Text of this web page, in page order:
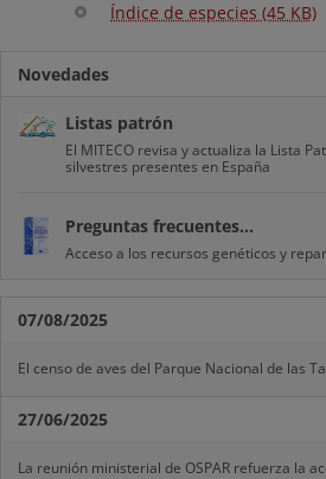
Índice de especies (45 KB)
Novedades
Listas patrón
El MITECO revisa y actualiza la Lista
silvestres presentes en España
Preguntas frecuentes...
Acceso a los recursos genéticos y
07/08/2025
El censo de aves del Parque Nacional de las
27/06/2025
La reunión ministerial de OSPAR refuerza la